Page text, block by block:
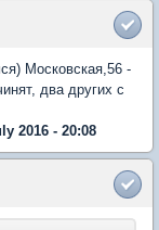
Московская,56 -
два других с
2016 - 20:08